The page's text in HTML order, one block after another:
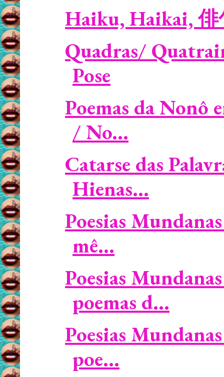
Haiku, Haikai, 俳
Quadras/
Pose
Poemas da Nonô
/ No...
Catarse das
Hienas...
Poesias
mê...
Poesias
poemas d...
Poesias
poe...